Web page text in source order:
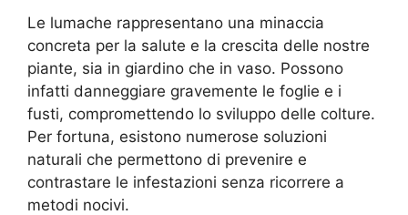
Le lumache rappresentano una minaccia
concreta per la salute e la crescita delle nostre
piante, sia in giardino che in vaso. Possono
infatti danneggiare gravemente le foglie e i
fusti, compromettendo lo sviluppo delle colture.
Per fortuna, esistono numerose soluzioni
naturali che permettono di prevenire e
contrastare le infestazioni senza ricorrere a
metodi nocivi.